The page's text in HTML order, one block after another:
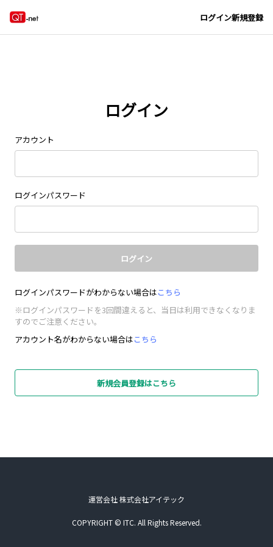
ログイン新規登録
ログイン
アカウント
ログインパスワード
ログイン
ログインパスワードがわからない場合はこちら
※ログインパスワードを3回間違えると、当日は利用できなくなりま
すのでご注意ください。
アカウント名がわからない場合はこちら
新規会員登録はこちら
運営会社 株式会社アイテック
COPYRIGHT © ITC. All Rights Reserved.